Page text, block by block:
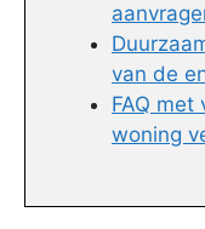
van de
FAQ
woning